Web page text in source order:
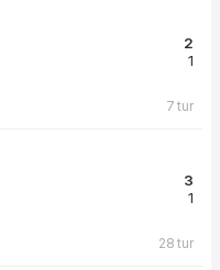
2
1
7 tur
3
1
28 tur